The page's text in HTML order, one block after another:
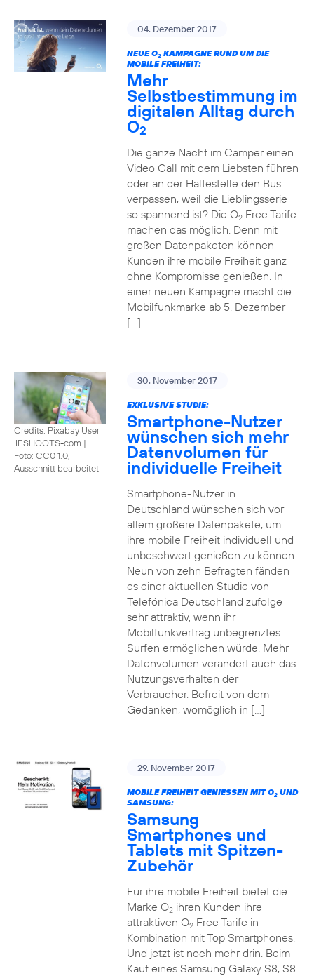
04. Dezember 2017
NEUE O2KAMPAGNE RUND UM DIE
MOBILE FREIHEIT:
Mehr
Selbstbestimmung im
digitalen Alltag durch
O2
Die ganze Nacht im Camper einen
Video Call mit dem Liebsten führen
oder an der Haltestelle den Bus
verpassen, weil die Lieblingsserie
so spannend ist? Die O2Free Tarife
machen das möglich. Denn mit
großen Datenpaketen können
Kunden ihre mobile Freiheit ganz
ohne Kompromisse genießen. In
einer neuen Kampagne macht die
Mobilfunkmarke ab 5. Dezember
[…]
Credits: Pixabay User
JESHOOTS-com |
Foto: CC0 1.0,
Ausschnitt bearbeitet
30. November 2017
EXKLUSIVE STUDIE:
Smartphone-Nutzer
wünschen sich mehr
Datenvolumen für
individuelle Freiheit
Smartphone-Nutzer in
Deutschland wünschen sich vor
allem größere Datenpakete, um
ihre mobile Freiheit individuell und
unbeschwert genießen zu können.
Neun von zehn Befragten fänden
es einer aktuellen Studie von
Telefónica Deutschland zufolge
sehr attraktiv, wenn ihr
Mobilfunkvertrag unbegrenztes
Surfen ermöglichen würde. Mehr
Datenvolumen verändert auch das
Nutzungsverhalten der
Verbraucher. Befreit von dem
Gedanken, womöglich in […]
29. November 2017
MOBILE FREIHEIT GENIESSEN MIT O 2UND
SAMSUNG:
Samsung
Smartphones und
Tablets mit Spitzen-
Zubehör
Für ihre mobile Freiheit bietet die
Marke O2ihren Kunden ihre
attraktiven O2Free Tarife in
Kombination mit Top Smartphones.
Und jetzt ist noch mehr drin. Beim
Kauf eines Samsung Galaxy S8, S8